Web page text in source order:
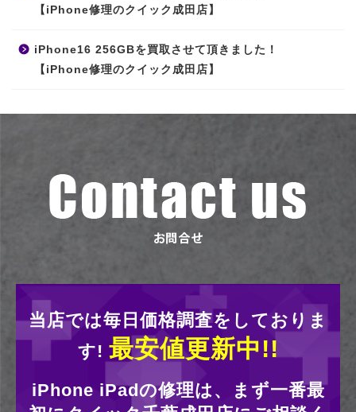
【iPhone修理のクイック成田店】
iPhone16 256GBを買取させて頂きました！
【iPhone修理のクイック成田店】
当店では毎日価格調査をしておりま
す! 最安値更新中!!
iPhone iPadの修理は、まず一番最